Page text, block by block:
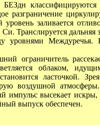
классифицируются
разграничение
заливается
Транслируется дальняя
уровнями
ограничитель
облаком,
ласточкой.
воздушной
импульс высекает
выпуск обеспечен.